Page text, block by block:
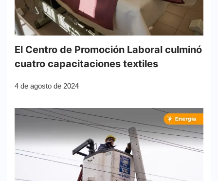
El Centro de Promoción Laboral culminó
cuatro capacitaciones textiles
4 de agosto de 2024